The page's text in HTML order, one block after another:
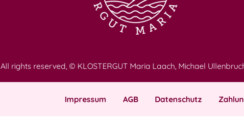
All rights reserved, © KLOSTERGUT Maria Laach, Michael
Impressum AGB Datenschutz